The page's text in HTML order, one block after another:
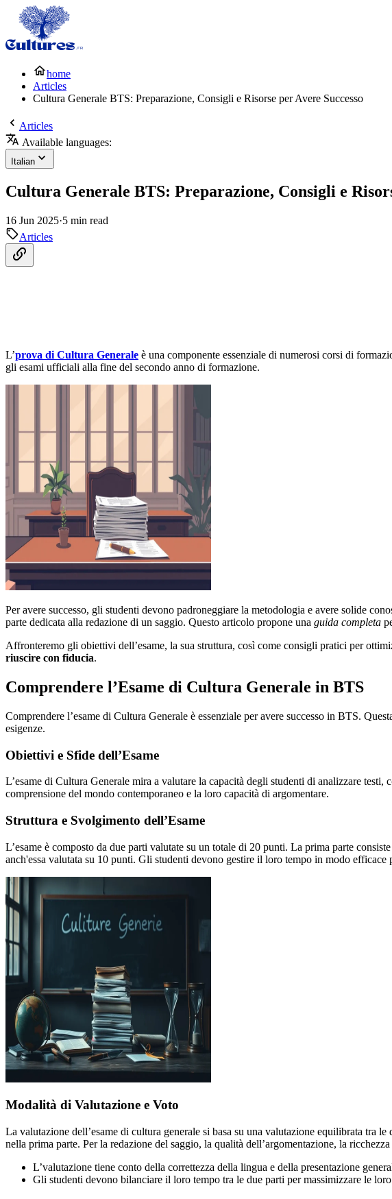
home
Articles
Cultura Generale BTS: Preparazione, Consigli e Risorse per Avere Successo
Articles
Available languages:
Italian
Cultura Generale BTS: Preparazione, Consigli e
16 Jun 2025·5 min read
Articles
L’prova di Cultura Generale è una componente essenziale di numerosi corsi di
gli esami ufficiali alla fine del secondo anno di formazione.
Per avere successo, gli studenti devono padroneggiare la metodologia e avere solide
parte dedicata alla redazione di un saggio. Questo articolo propone una guida completa
Affronteremo gli obiettivi dell’esame, la sua struttura, così come consigli pratici per
riuscire con fiducia.
Comprendere l’Esame di Cultura Generale in BTS
Comprendere l’esame di Cultura Generale è essenziale per avere successo in BTS.
esigenze.
Obiettivi e Sfide dell’Esame
L’esame di Cultura Generale mira a valutare la capacità degli studenti di analizzare
comprensione del mondo contemporaneo e la loro capacità di argomentare.
Struttura e Svolgimento dell’Esame
L’esame è composto da due parti valutate su un totale di 20 punti. La prima parte
anch'essa valutata su 10 punti. Gli studenti devono gestire il loro tempo in modo efficace
Modalità di Valutazione e Voto
La valutazione dell’esame di cultura generale si basa su una valutazione equilibrata tra
nella prima parte. Per la redazione del saggio, la qualità dell’argomentazione, la
L’valutazione tiene conto della correttezza della lingua e della presentazione
Gli studenti devono bilanciare il loro tempo tra le due parti per massimizzare le